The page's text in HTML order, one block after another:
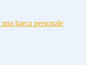
barca personale